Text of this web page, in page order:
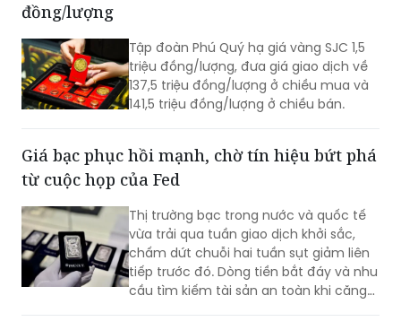
đồng/lượng
Tập đoàn Phú Quý hạ giá vàng SJC 1,5
triệu đồng/lượng, đưa giá giao dịch về
137,5 triệu đồng/lượng ở chiều mua và
141,5 triệu đồng/lượng ở chiều bán.
Giá bạc phục hồi mạnh, chờ tín hiệu bứt phá
từ cuộc họp của Fed
Thị trường bạc trong nước và quốc tế
vừa trải qua tuần giao dịch khởi sắc,
chấm dứt chuỗi hai tuần sụt giảm liên
tiếp trước đó. Dòng tiền bắt đáy và nhu
cầu tìm kiếm tài sản an toàn khi căng